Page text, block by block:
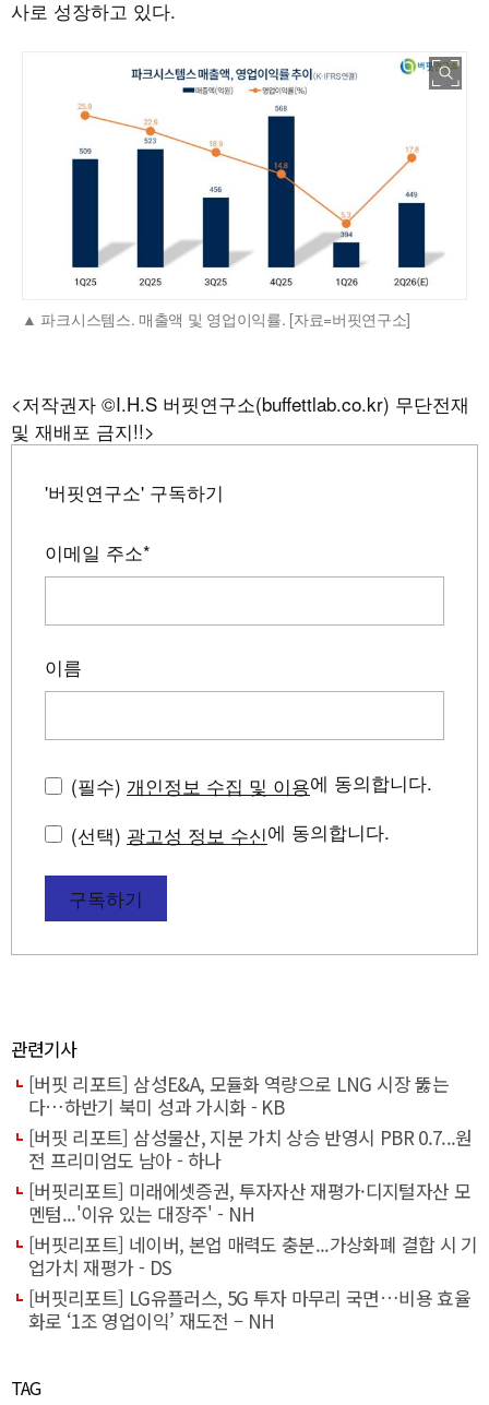
사로 성장하고 있다.
파크시스템스. 매출액 및 영업이익률. [자료=버핏연구소]
<저작권자 ©I.H.S 버핏연구소(buffettlab.co.kr) 무단전재
및 재배포 금지!!>
'버핏연구소' 구독하기
이메일 주소*
이름
(필수) 개인정보 수집 및 이용에 동의합니다.
(선택) 광고성 정보 수신에 동의합니다.
구독하기
관련기사
[버핏 리포트] 삼성E&A, 모듈화 역량으로 LNG 시장 뚫는
다…하반기 북미 성과 가시화 - KB
[버핏 리포트] 삼성물산, 지분 가치 상승 반영시 PBR 0.7...원
전 프리미엄도 남아 - 하나
[버핏리포트] 미래에셋증권, 투자자산 재평가·디지털자산 모
멘텀...'이유 있는 대장주' - NH
[버핏리포트] 네이버, 본업 매력도 충분...가상화폐 결합 시 기
업가치 재평가 - DS
[버핏리포트] LG유플러스, 5G 투자 마무리 국면…비용 효율
화로 ‘1조 영업이익’ 재도전 – NH
TAG